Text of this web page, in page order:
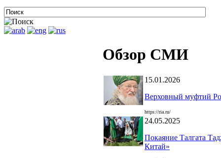
Обзор СМИ
15.01.2026
Верховный муфтий
https://ria.ru/
24.05.2025
Покаяние Талгата
Китай»